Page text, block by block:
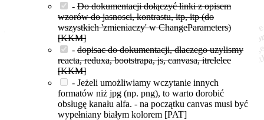
- Do dokumentacji dołączyć linki z opisem
wzorów do jasnosci, kontrastu, itp, itp (do
wszystkich 'zmieniaczy' w ChangeParameters)
[KKM]
- dopisac do dokumentacji, dlaczego uzylismy
reacta, reduxa, bootstrapa, js, canvasa, itrelelee
[KKM]
- Jeżeli umożliwiamy wczytanie innych
formatów niż jpg (np. png), to warto dorobić
obsługę kanału alfa. - na początku canvas musi być
wypełniany białym kolorem [PAT]